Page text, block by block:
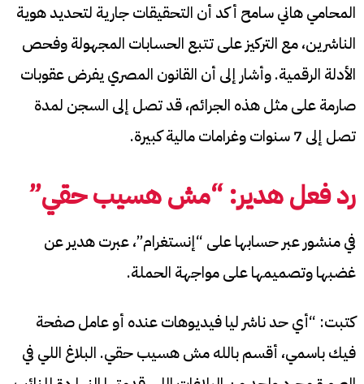
المحامي هاني سامح أكد أن التحقيقات جارية لتحديد هوية
الناشرين، مع التركيز على تتبع الحسابات المجهولة وفحص
الأدلة الرقمية. وأشار إلى أن القانون المصري يفرض عقوبات
صارمة على مثل هذه الجرائم، قد تصل إلى السجن لمدة
تصل إلى 7 سنوات وغرامات مالية كبيرة.
رد فعل هدير: “مش هسيب حقي”
في منشور عبر حسابها على “إنستغرام”، عبرت هدير عن
غضبها وتصميمها على مواجهة الحملة.
كتبت: “أي حد ناشر ليا فيديوهات عنده أو عامل صفحة
فيك باسمي، أقسم بالله مش هسيب حقي. البلاغ اللي في